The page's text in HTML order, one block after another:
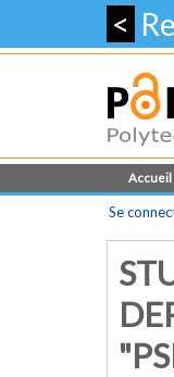
<
Accueil
Se